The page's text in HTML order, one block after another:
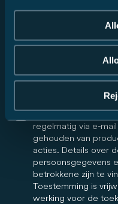
dealer in
verzoek en mij via
stappen met
e-mail contact met
is vrijwillig en kan te
Ja, ik wil graag de
regelmatig via e-
gehouden van
acties. Details over
persoonsgegevens
betrokkene zijn te
Toestemming is
werking voor de